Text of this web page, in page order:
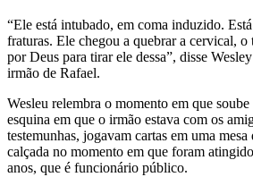
“Ele está intubado, em coma induzido.
fraturas. Ele chegou a quebrar a cervical,
por Deus para tirar ele dessa”, disse
irmão de Rafael.
Wesleu relembra o momento em que
esquina em que o irmão estava com os
testemunhas, jogavam cartas em uma
calçada no momento em que foram
anos, que é funcionário público.